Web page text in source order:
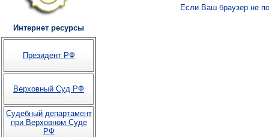
Интернет ресурсы
Президент РФ
Верховный Суд РФ
Судебный департамент
при Верховном Суде
РФ
Если Ваш браузер не